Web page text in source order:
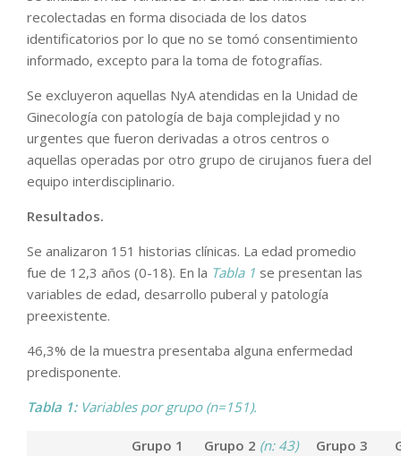
recolectadas en forma disociada de los datos
identificatorios por lo que no se tomó consentimiento
informado, excepto para la toma de fotografías.
Se excluyeron aquellas NyA atendidas en la Unidad de
Ginecología con patología de baja complejidad y no
urgentes que fueron derivadas a otros centros o
aquellas operadas por otro grupo de cirujanos fuera del
equipo interdisciplinario.
Resultados.
Se analizaron 151 historias clínicas. La edad promedio
fue de 12,3 años (0-18). En la Tabla 1 se presentan las
variables de edad, desarrollo puberal y patología
preexistente.
46,3% de la muestra presentaba alguna enfermedad
predisponente.
Tabla 1:Variables por grupo (n=151).
Grupo 1
Grupo 2 (n: 43)
Grupo 3